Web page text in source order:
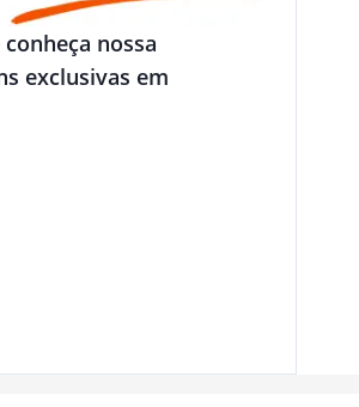
nossa
exclusivas em